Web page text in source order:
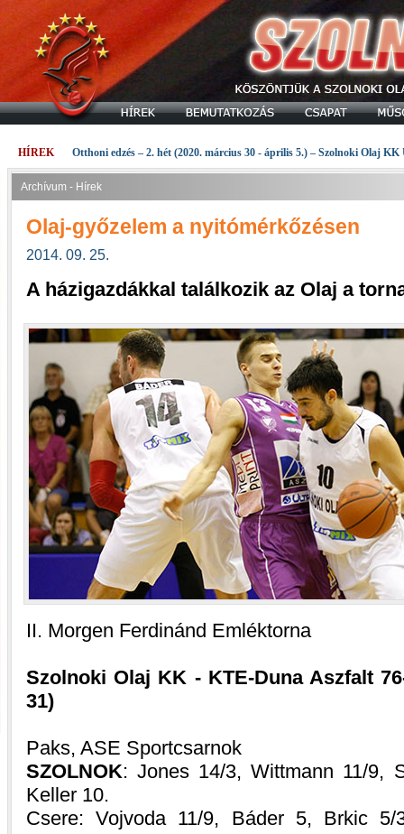
HÍREK Otthoni edzés – 2. hét (2020. március 30 - április 5.) – Szolnoki Olaj KK
Archívum - Hírek
Olaj-győzelem a nyitómérkőzésen
2014. 09. 25.
A házigazdákkal találkozik az Olaj a
II. Morgen Ferdinánd Emléktorna
Szolnoki Olaj KK - KTE-Duna Aszfalt
31)
Paks, ASE Sportcsarnok
SZOLNOK: Jones 14/3, Wittmann 11/9,
Keller 10.
Csere: Vojvoda 11/9, Báder 5, Brkic